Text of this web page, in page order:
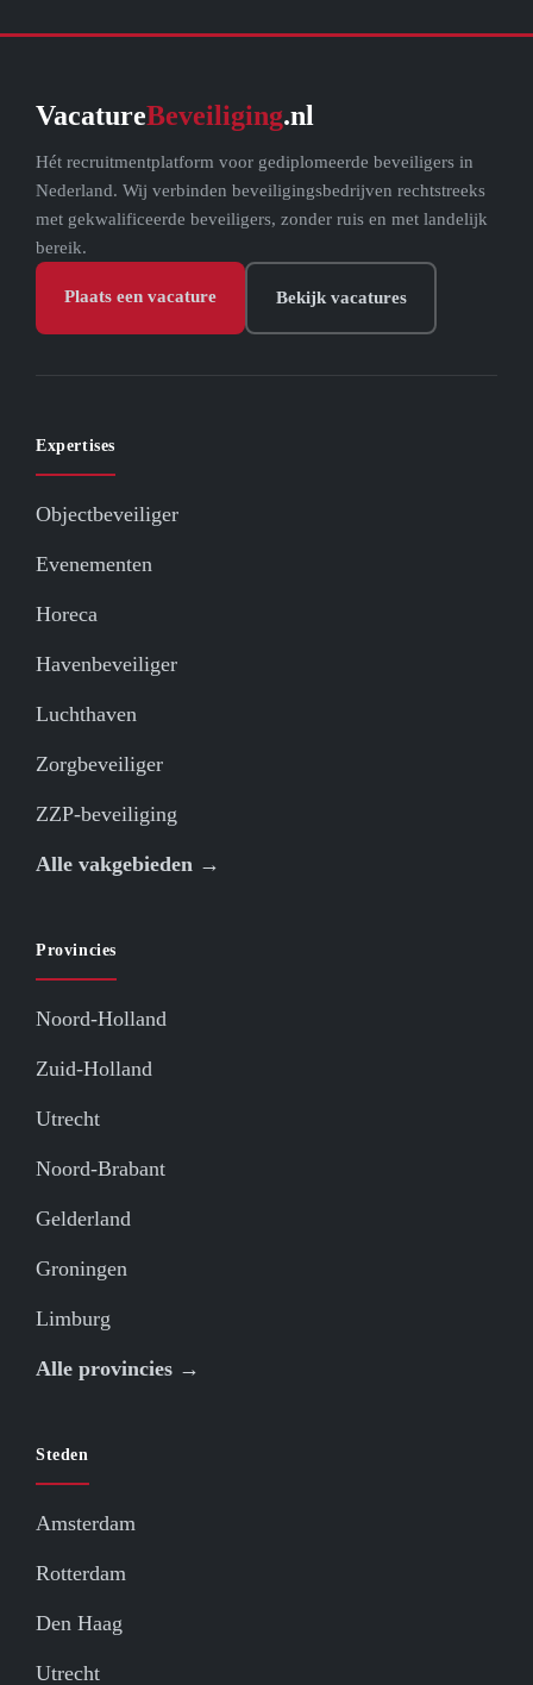
VacatureBeveiliging.nl
Hét recruitmentplatform voor gediplomeerde beveiligers in
Nederland. Wij verbinden beveiligingsbedrijven rechtstreeks
met gekwalificeerde beveiligers, zonder ruis en met landelijk
bereik.
Plaats een vacature Bekijk vacatures
Expertises
Objectbeveiliger
Evenementen
Horeca
Havenbeveiliger
Luchthaven
Zorgbeveiliger
ZZP-beveiliging
Alle vakgebieden →
Provincies
Noord-Holland
Zuid-Holland
Utrecht
Noord-Brabant
Gelderland
Groningen
Limburg
Alle provincies →
Steden
Amsterdam
Rotterdam
Den Haag
Utrecht